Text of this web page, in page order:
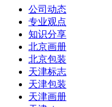
公司动态
专业观点
知识分享
北京画册
北京包装
天津标志
天津包装
天津画册